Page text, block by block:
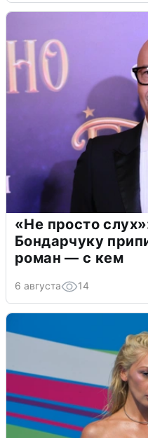
«Не просто
Бондарчуку
роман — с кем
6 августа 14